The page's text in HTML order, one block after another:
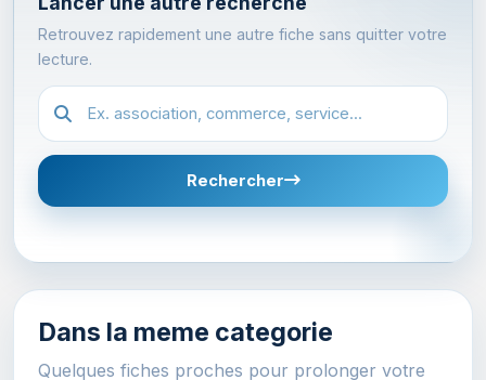
Retrouvez rapidement une autre fiche sans quitter votre
lecture.
Recherche dans l'annuaire
Rechercher
Dans la meme categorie
Quelques fiches proches pour prolonger votre